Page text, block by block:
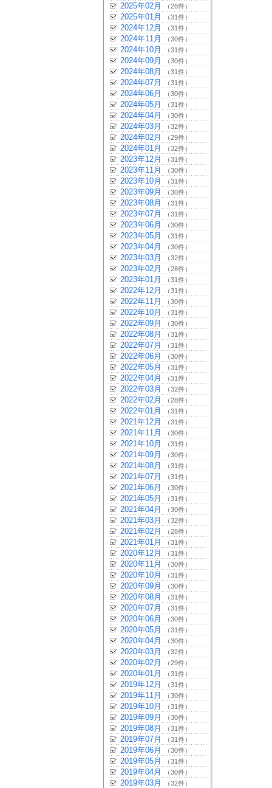
2025年02月 （28件）
2025年01月 （31件）
2024年12月 （31件）
2024年11月 （30件）
2024年10月 （31件）
2024年09月 （30件）
2024年08月 （31件）
2024年07月 （31件）
2024年06月 （30件）
2024年05月 （31件）
2024年04月 （30件）
2024年03月 （32件）
2024年02月 （29件）
2024年01月 （32件）
2023年12月 （31件）
2023年11月 （30件）
2023年10月 （31件）
2023年09月 （30件）
2023年08月 （31件）
2023年07月 （31件）
2023年06月 （30件）
2023年05月 （31件）
2023年04月 （30件）
2023年03月 （32件）
2023年02月 （28件）
2023年01月 （31件）
2022年12月 （31件）
2022年11月 （30件）
2022年10月 （31件）
2022年09月 （30件）
2022年08月 （31件）
2022年07月 （31件）
2022年06月 （30件）
2022年05月 （31件）
2022年04月 （31件）
2022年03月 （32件）
2022年02月 （28件）
2022年01月 （31件）
2021年12月 （31件）
2021年11月 （30件）
2021年10月 （31件）
2021年09月 （30件）
2021年08月 （31件）
2021年07月 （31件）
2021年06月 （30件）
2021年05月 （31件）
2021年04月 （30件）
2021年03月 （32件）
2021年02月 （28件）
2021年01月 （31件）
2020年12月 （31件）
2020年11月 （30件）
2020年10月 （31件）
2020年09月 （30件）
2020年08月 （31件）
2020年07月 （31件）
2020年06月 （30件）
2020年05月 （31件）
2020年04月 （30件）
2020年03月 （32件）
2020年02月 （29件）
2020年01月 （31件）
2019年12月 （31件）
2019年11月 （30件）
2019年10月 （31件）
2019年09月 （30件）
2019年08月 （31件）
2019年07月 （31件）
2019年06月 （30件）
2019年05月 （31件）
2019年04月 （30件）
2019年03月 （32件）